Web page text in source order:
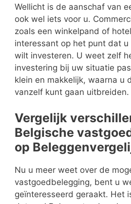
Wellicht is de aanschaf van
ook wel iets voor u.
zoals een winkelpand of
interessant op het punt dat
wilt investeren. U weet zelf
investering bij uw situatie
klein en makkelijk, waarna u
vanzelf kunt gaan uitbreiden.
Vergelijk
Belgische
op
Nu u meer weet over de
vastgoedbelegging, bent u
geïnteresseerd geraakt. Het